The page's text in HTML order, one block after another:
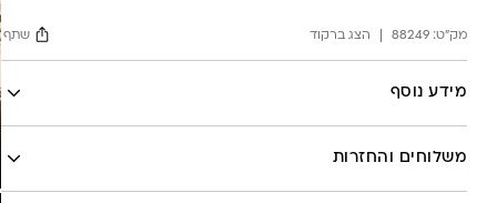
2
מק"ט: 88249 הצג ברקוד שתף
מידע נוסף
משלוחים והחזרות